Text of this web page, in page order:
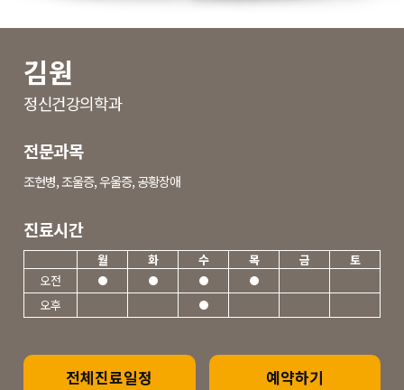
김원
정신건강의학과
전문과목
조현병, 조울증, 우울증, 공황장애
진료시간
월 화 수 목 금
토
오전
오후
전체진료일정 예약하기